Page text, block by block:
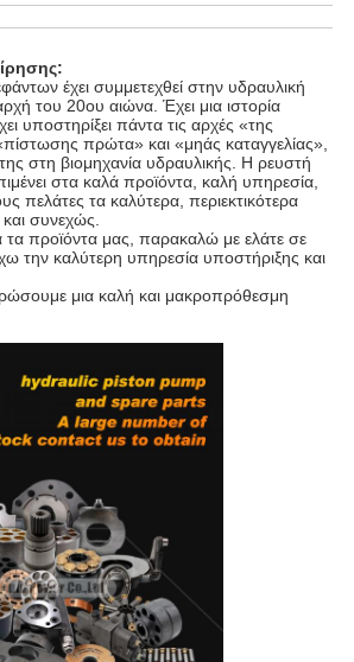
έχει συμμετεχθεί στην υδραυλική
του 20ου αιώνα. Έχει μια ιστορία
υποστηρίξει πάντα τις αρχές «της
πρώτα» και «μηάς καταγγελίας»,
στη βιομηχανία υδραυλικής. Η ρευστή
στα καλά προϊόντα, καλή υπηρεσία,
πελάτες τα καλύτερα, περιεκτικότερα
συνεχώς.
τα προϊόντα μας, παρακαλώ με ελάτε σε
την καλύτερη υπηρεσία υποστήριξης και
μια καλή και μακροπρόθεσμη